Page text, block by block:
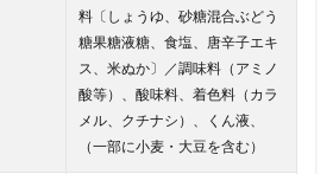
料〔しょうゆ、砂糖混合ぶどう
糖果糖液糖、食塩、唐辛子エキ
ス、米ぬか〕／調味料（アミノ
酸等）、酸味料、着色料（カラ
メル、クチナシ）、くん液、
（一部に小麦・大豆を含む）